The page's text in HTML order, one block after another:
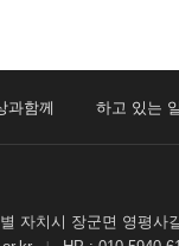
과함께 하고 있는 일
자치시 장군면 영평사